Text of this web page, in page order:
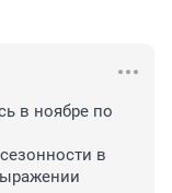
в ноябре по
в